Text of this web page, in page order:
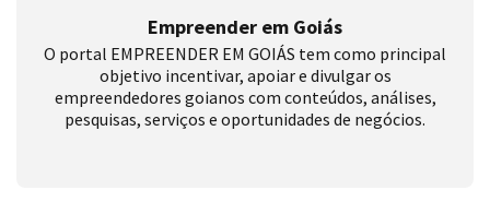
Empreender em Goiás
O portal EMPREENDER EM GOIÁS tem como principal
objetivo incentivar, apoiar e divulgar os
empreendedores goianos com conteúdos, análises,
pesquisas, serviços e oportunidades de negócios.